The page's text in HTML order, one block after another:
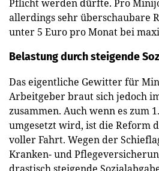
Pflicht werden dürfte. Pro
allerdings sehr überschaubare
unter 5 Euro pro Monat bei
Belastung durch steigende
Das eigentliche Gewitter für
Arbeitgeber braut sich jedoch
zusammen. Auch wenn es zum
umgesetzt wird, ist die Reform
voller Fahrt. Wegen der
Kranken- und